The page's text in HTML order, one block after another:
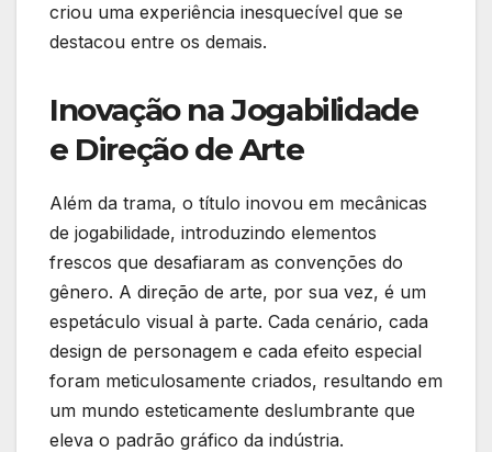
criou uma experiência inesquecível que se
destacou entre os demais.
Inovação na Jogabilidade
e Direção de Arte
Além da trama, o título inovou em mecânicas
de jogabilidade, introduzindo elementos
frescos que desafiaram as convenções do
gênero. A direção de arte, por sua vez, é um
espetáculo visual à parte. Cada cenário, cada
design de personagem e cada efeito especial
foram meticulosamente criados, resultando em
um mundo esteticamente deslumbrante que
eleva o padrão gráfico da indústria.